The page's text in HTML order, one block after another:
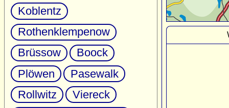
Koblentz
Rothenklempenow
Brüssow
Boock
Plöwen
Pasewalk
Rollwitz
Viereck